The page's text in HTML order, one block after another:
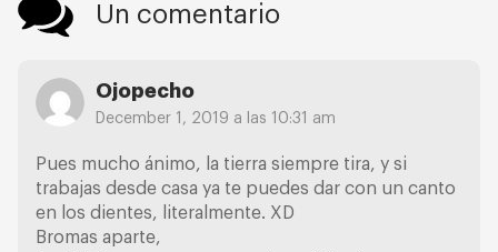
Un comentario
Ojopecho
December 1, 2019 a las 10:31 am
Pues mucho ánimo, la tierra siempre tira, y si
trabajas desde casa ya te puedes dar con un canto
en los dientes, literalmente. XD
Bromas aparte,